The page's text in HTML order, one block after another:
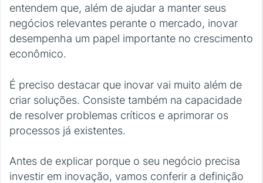
entendem que, além de ajudar a manter seus
negócios relevantes perante o mercado, inovar
desempenha um papel importante no crescimento
econômico.
É preciso destacar que inovar vai muito além de
criar soluções. Consiste também na capacidade
de resolver problemas críticos e aprimorar os
processos já existentes.
Antes de explicar porque o seu negócio precisa
investir em inovação, vamos conferir a definição